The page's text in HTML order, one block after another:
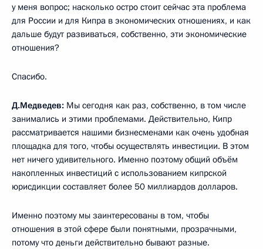
у меня вопрос; насколько остро стоит сейчас эта проблема
для России и для Кипра в экономических отношениях, и как
дальше будут развиваться, собственно, эти экономические
отношения?
Спасибо.
Д.Медведев: Мы сегодня как раз, собственно, в том числе
занимались и этими проблемами. Действительно, Кипр
рассматривается нашими бизнесменами как очень удобная
площадка для того, чтобы осуществлять инвестиции. В этом
нет ничего удивительного. Именно поэтому общий объём
накопленных инвестиций с использованием кипрской
юрисдикции составляет более 50 миллиардов долларов.
Именно поэтому мы заинтересованы в том, чтобы
отношения в этой сфере были понятными, прозрачными,
потому что деньги действительно бывают разные.